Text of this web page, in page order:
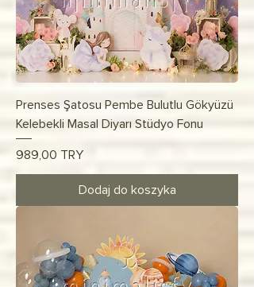
Prenses Şatosu Pembe Bulutlu Gökyüzü
Kelebekli Masal Diyarı Stüdyo Fonu
Cena
989,00 TRY
Dodaj do koszyka